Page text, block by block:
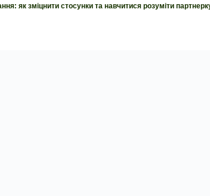
як зміцнити стосунки та навчитися розуміти